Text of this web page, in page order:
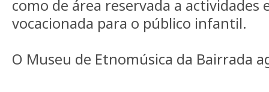
como de área reservada a actividades
vocacionada para o público infantil.
O Museu de Etnomúsica da Bairrada